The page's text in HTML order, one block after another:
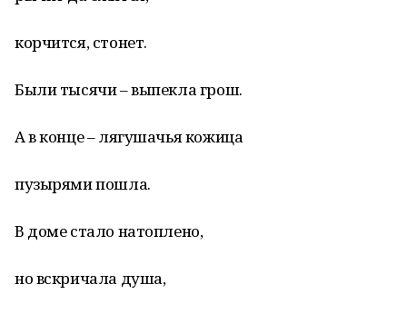
корчится, стонет.
Были тысячи – выпекла грош.
А в конце – лягушачья кожица
пузырями пошла.
В доме стало натоплено,
но вскричала душа,